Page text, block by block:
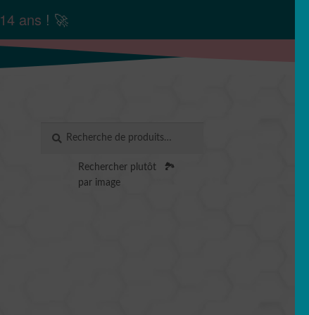
14 ans ! 🚀
pour :
RECHERCHE
Rechercher plutôt
par image
🏞️